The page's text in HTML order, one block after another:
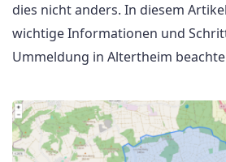
dies nicht anders. In diesem
wichtige Informationen und
Ummeldung in Altertheim